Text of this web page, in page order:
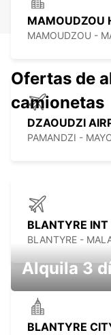
MAMOUDZOU
MAMOUDZOU -
DZAOUDZI
PAMANDZI -
BLANTYRE INT
BLANTYRE -
BLANTYRE
Ofertas de
camionetas
Alquila 3